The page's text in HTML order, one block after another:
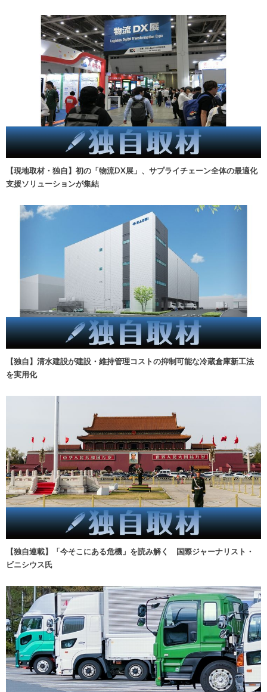
【現地取材・独自】初の「物流DX展」、サプライチェーン全体の最適化
支援ソリューションが集結
【独自】清水建設が建設・維持管理コストの抑制可能な冷蔵倉庫新工法
を実用化
【独自連載】「今そこにある危機」を読み解く 国際ジャーナリスト・
ビニシウス氏